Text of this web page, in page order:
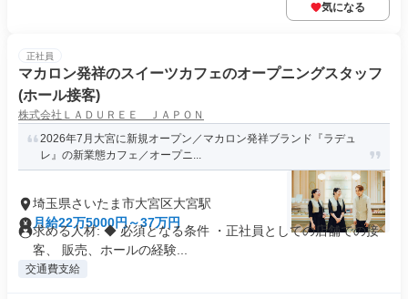
気になる
正社員
マカロン発祥のスイーツカフェのオープニングスタッフ
(ホール接客)
株式会社ＬＡＤＵＲＥＥ ＪＡＰＯＮ
2026年7月大宮に新規オープン／マカロン発祥ブランド『ラデュ
レ』の新業態カフェ／オープニ...
埼玉県さいたま市大宮区大宮駅
月給22万5000円～37万円
求める人材: ◆ 必須となる条件 ・正社員としての店舗での接
客、 販売、ホールの経験...
交通費支給